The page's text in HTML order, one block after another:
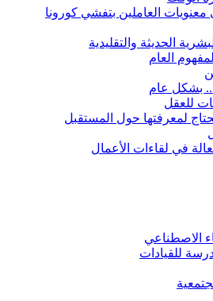
العاملين بتفشي كورونا
الحديثة والتقليدية
العام
.. بشكل عام
للعقل
لمعرفتها حول المستقبل
في لقاءات الأعمال
الاصطناعي
للقيادات